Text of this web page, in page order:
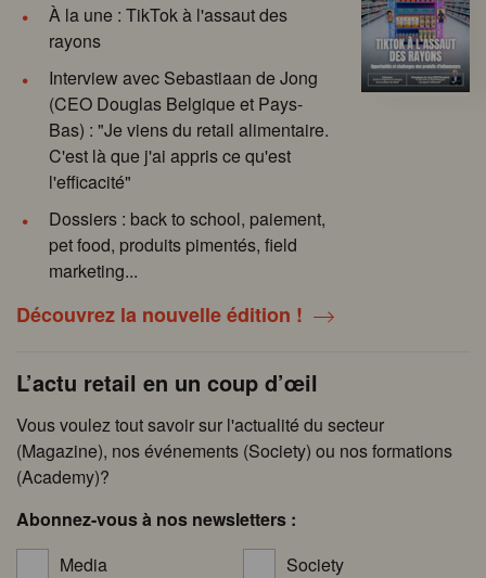
À la une : TikTok à l'assaut des
rayons
Interview avec Sebastiaan de Jong
(CEO Douglas Belgique et Pays-
Bas) : "Je viens du retail alimentaire.
C'est là que j'ai appris ce qu'est
l'efficacité"
Dossiers : back to school, paiement,
pet food, produits pimentés, field
marketing...
Découvrez la nouvelle édition !
L’actu retail en un coup d’œil
Vous voulez tout savoir sur l'actualité du secteur
(Magazine), nos événements (Society) ou nos formations
(Academy)?
Abonnez-vous à nos newsletters :
Media
Society